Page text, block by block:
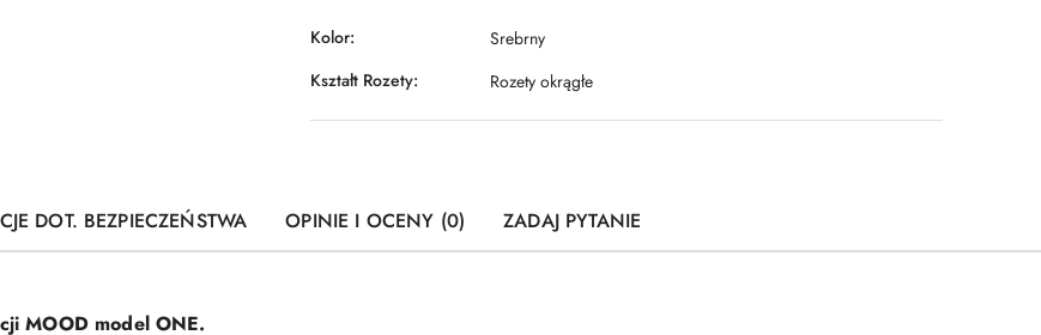
Kolor:
Srebrny
Kształt Rozety:
Rozety okrągłe
DOT. BEZPIECZEŃSTWA OPINIE I OCENY (0) ZADAJ PYTANIE
MOOD model ONE.